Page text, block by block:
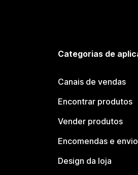
Categorias de
Canais de vendas
Encontrar produtos
Vender produtos
Encomendas e envio
Design da loja